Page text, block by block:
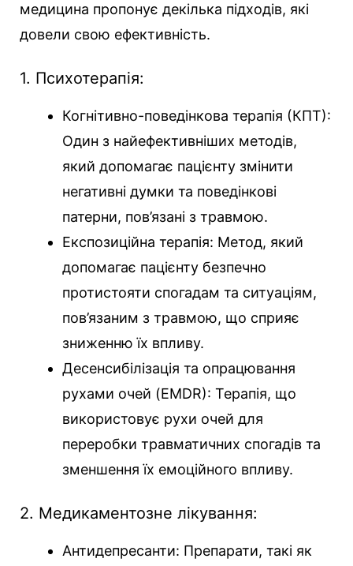
медицина пропонує декілька підходів, які
довели свою ефективність.
1. Психотерапія:
Когнітивно-поведінкова терапія (КПТ):
Один з найефективніших методів,
який допомагає пацієнту змінити
негативні думки та поведінкові
патерни, пов’язані з травмою.
Експозиційна терапія: Метод, який
допомагає пацієнту безпечно
протистояти спогадам та ситуаціям,
пов’язаним з травмою, що сприяє
зниженню їх впливу.
Десенсибілізація та опрацювання
рухами очей (EMDR): Терапія, що
використовує рухи очей для
переробки травматичних спогадів та
зменшення їх емоційного впливу.
2. Медикаментозне лікування:
Антидепресанти: Препарати, такі як